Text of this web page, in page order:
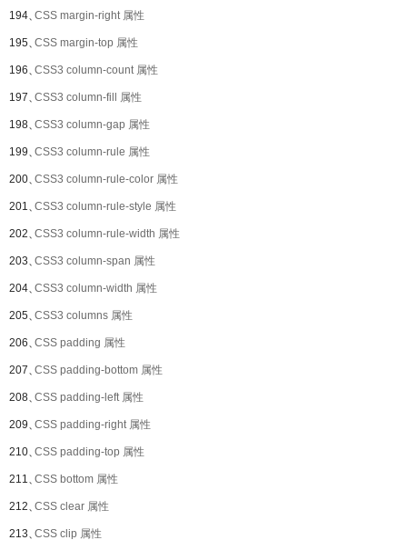
194、CSS margin-right 属性
195、CSS margin-top 属性
196、CSS3 column-count 属性
197、CSS3 column-fill 属性
198、CSS3 column-gap 属性
199、CSS3 column-rule 属性
200、CSS3 column-rule-color 属性
201、CSS3 column-rule-style 属性
202、CSS3 column-rule-width 属性
203、CSS3 column-span 属性
204、CSS3 column-width 属性
205、CSS3 columns 属性
206、CSS padding 属性
207、CSS padding-bottom 属性
208、CSS padding-left 属性
209、CSS padding-right 属性
210、CSS padding-top 属性
211、CSS bottom 属性
212、CSS clear 属性
213、CSS clip 属性